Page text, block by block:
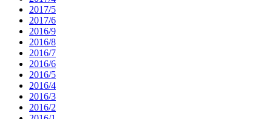
2017/5
2017/6
2016/9
2016/8
2016/7
2016/6
2016/5
2016/4
2016/3
2016/2